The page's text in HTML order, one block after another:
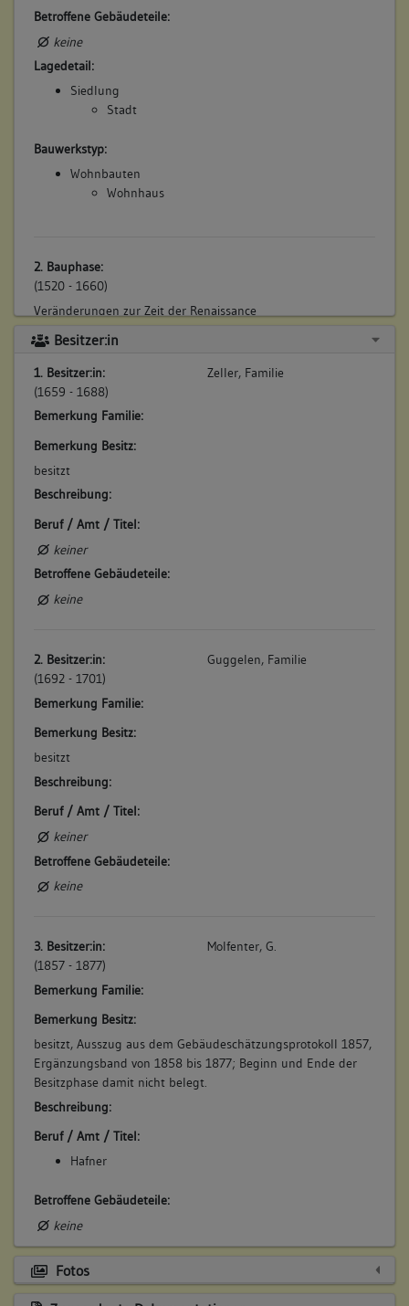
Betroffene Gebäudeteile:
keine
Lagedetail:
Siedlung
Stadt
Bauwerkstyp:
Wohnbauten
Wohnhaus
2. Bauphase:
(1520 - 1660)
Veränderungen zur Zeit der Renaissance
Betroffene Gebäudeteile:
Obergeschoss(e)
3. Bauphase:
(1714)
1714 wurde laut Bau- und Feuergeschworenen-
Amtsprotokollen ein „Anbäulen" im Hof mit
Verbindungsgang zum Haus erstellt.
Betroffene Gebäudeteile:
Anbau
4. Bauphase:
(1732)
1732 wurde eine Gerechtigkeit für einen Kessel im Hof
Betroffene Gebäudeteile:
5. Bauphase:
6. Bauphase:
1936 Kläranlage und unterirdischer Lagerraum
Betroffene Gebäudeteile:
Untergeschoss(e)
Zerstörung des Wohnhauses
Betroffene Gebäudeteile:
keine
Besitzer:in
1. Besitzer:in:
(1659 - 1688)
Zeller, Familie
Bemerkung Familie:
Bemerkung Besitz:
besitzt
Beschreibung:
Beruf / Amt / Titel:
keiner
Betroffene Gebäudeteile:
keine
2. Besitzer:in:
(1692 - 1701)
Guggelen, Familie
Bemerkung Familie:
Bemerkung Besitz:
besitzt
Beschreibung:
Beruf / Amt / Titel:
keiner
Betroffene Gebäudeteile:
keine
3. Besitzer:in:
(1857 - 1877)
Molfenter, G.
Bemerkung Familie:
Bemerkung Besitz:
besitzt, Ausszug aus dem Gebäudeschätzungsprotokoll 1857,
Ergänzungsband von 1858 bis 1877; Beginn und Ende der
Besitzphase damit nicht belegt.
Beschreibung:
Beruf / Amt / Titel:
Hafner
Betroffene Gebäudeteile:
keine
Fotos